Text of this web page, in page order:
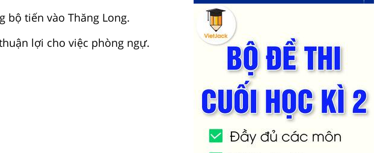
bộ tiến vào Thăng Long.
lợi cho việc phòng ngự.